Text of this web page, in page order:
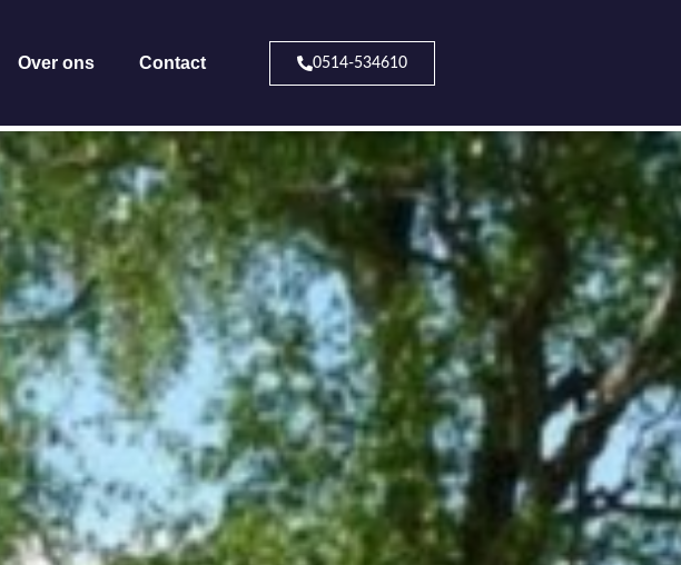
Over ons Contact 0514-534610